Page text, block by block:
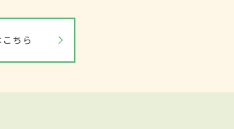
ちら